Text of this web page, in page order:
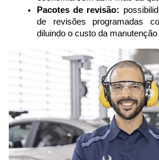
Pacotes de revisão:
de revisões programadas
diluindo o custo da